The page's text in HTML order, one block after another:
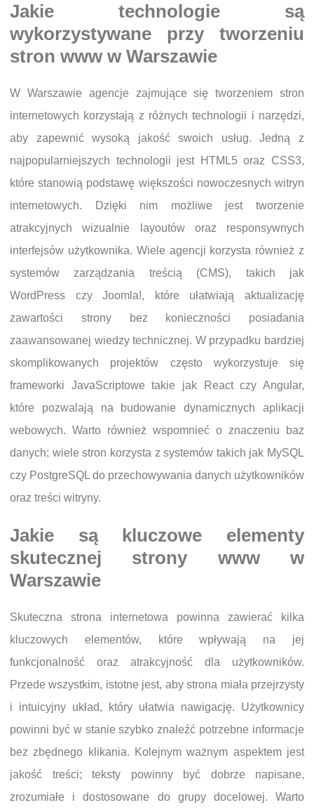
Jakie technologie są
wykorzystywane przy tworzeniu
stron www w Warszawie
W Warszawie agencje zajmujące się tworzeniem stron
internetowych korzystają z różnych technologii i narzędzi,
aby zapewnić wysoką jakość swoich usług. Jedną z
najpopularniejszych technologii jest HTML5 oraz CSS3,
które stanowią podstawę większości nowoczesnych witryn
internetowych. Dzięki nim możliwe jest tworzenie
atrakcyjnych wizualnie layoutów oraz responsywnych
interfejsów użytkownika. Wiele agencji korzysta również z
systemów zarządzania treścią (CMS), takich jak
WordPress czy Joomla!, które ułatwiają aktualizację
zawartości strony bez konieczności posiadania
zaawansowanej wiedzy technicznej. W przypadku bardziej
skomplikowanych projektów często wykorzystuje się
frameworki JavaScriptowe takie jak React czy Angular,
które pozwalają na budowanie dynamicznych aplikacji
webowych. Warto również wspomnieć o znaczeniu baz
danych; wiele stron korzysta z systemów takich jak MySQL
czy PostgreSQL do przechowywania danych użytkowników
oraz treści witryny.
Jakie są kluczowe elementy
skutecznej strony www w
Warszawie
Skuteczna strona internetowa powinna zawierać kilka
kluczowych elementów, które wpływają na jej
funkcjonalność oraz atrakcyjność dla użytkowników.
Przede wszystkim, istotne jest, aby strona miała przejrzysty
i intuicyjny układ, który ułatwia nawigację. Użytkownicy
powinni być w stanie szybko znaleźć potrzebne informacje
bez zbędnego klikania. Kolejnym ważnym aspektem jest
jakość treści; teksty powinny być dobrze napisane,
zrozumiałe i dostosowane do grupy docelowej. Warto